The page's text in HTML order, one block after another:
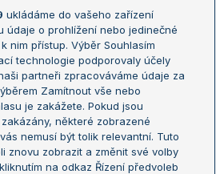
Australian Open
French Open
Wimbledon
US Open
Turnaj mistrů
Turnaj mistryň
ukládáme do vašeho zařízení
údaje o prohlížení nebo jedinečné
nim přístup. Výběr Souhlasím
technologie podporovaly účely
partneři zpracováváme údaje za
Zamítnout vše nebo
je zakážete. Pokud jsou
některé zobrazené
nemusí být tolik relevantní. Tuto
znovu zobrazit a změnit své volby
na odkaz Řízení předvoleb